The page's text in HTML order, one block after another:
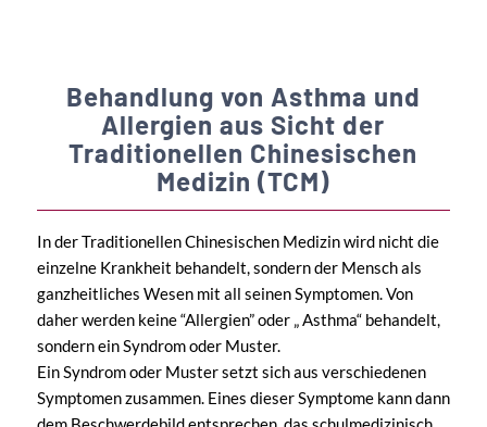
Behandlung von Asthma und
Allergien aus Sicht der
Traditionellen Chinesischen
Medizin (TCM)
In der Traditionellen Chinesischen Medizin wird nicht die
einzelne Krankheit behandelt, sondern der Mensch als
ganzheitliches Wesen mit all seinen Symptomen. Von
daher werden keine “Allergien” oder „ Asthma“ behandelt,
sondern ein Syndrom oder Muster.
Ein Syndrom oder Muster setzt sich aus verschiedenen
Symptomen zusammen. Eines dieser Symptome kann dann